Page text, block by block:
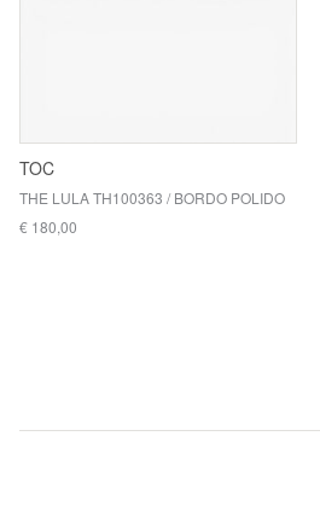
TOC
THE LULA TH100363 / BORDO POLIDO
€ 180,00